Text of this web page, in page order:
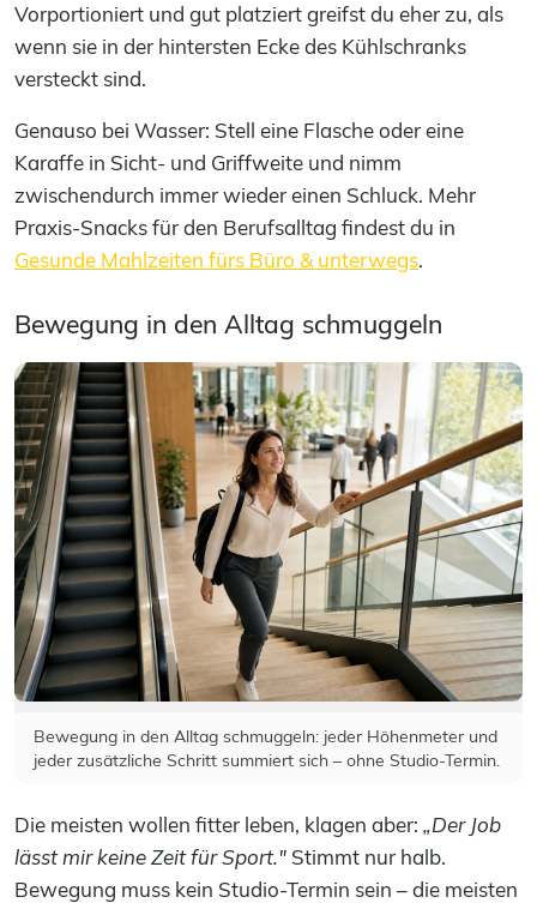
Vorportioniert und gut platziert greifst du eher zu, als
wenn sie in der hintersten Ecke des Kühlschranks
versteckt sind.
Genauso bei Wasser: Stell eine Flasche oder eine
Karaffe in Sicht- und Griffweite und nimm
zwischendurch immer wieder einen Schluck. Mehr
Praxis-Snacks für den Berufsalltag findest du in
Gesunde Mahlzeiten fürs Büro & unterwegs.
Bewegung in den Alltag schmuggeln
Bewegung in den Alltag schmuggeln: jeder Höhenmeter und
jeder zusätzliche Schritt summiert sich – ohne Studio-Termin.
Die meisten wollen fitter leben, klagen aber: „Der Job
lässt mir keine Zeit für Sport." Stimmt nur halb.
Bewegung muss kein Studio-Termin sein – die meisten